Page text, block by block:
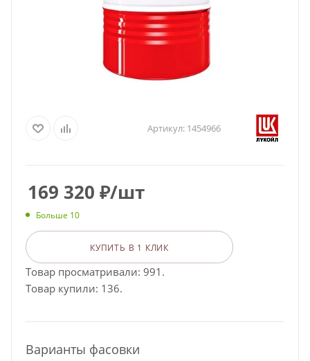
Артикул: 1454966
169 320 ₽/шт
Больше 10
КУПИТЬ В 1 КЛИК
Товар просматривали: 991.
Товар купили: 136.
Варианты фасовки